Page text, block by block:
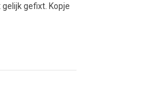
gefixt. Kopje